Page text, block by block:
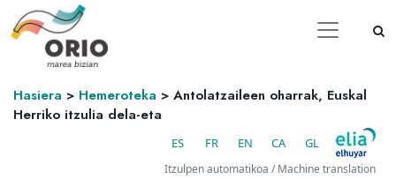
Hasiera > Hemeroteka > Antolatzaileen oharrak, Euskal
Herriko itzulia dela-eta
ES FR EN CA GL
Itzulpen automatikoa / Machine translation